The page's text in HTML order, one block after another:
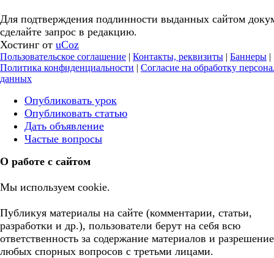
Для подтверждения подлинности выданных сайтом
сделайте запрос в редакцию.
Хостинг от uCoz
Пользовательское соглашение | Контакты, реквизиты | Баннеры |
Политика конфиденциальности | Согласие на обработку
данных
Опубликовать урок
Опубликовать статью
Дать объявление
Частые вопросы
О работе с сайтом
Мы используем cookie.
Публикуя материалы на сайте (комментарии, статьи,
разработки и др.), пользователи берут на себя всю
ответственность за содержание материалов и разрешение
любых спорных вопросов с третьми лицами.